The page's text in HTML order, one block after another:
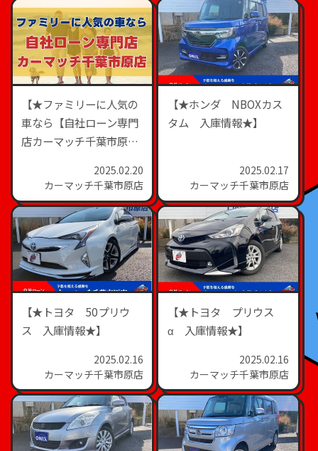
【★ファミリーに人気の
車なら【自社ローン専門
店カーマッチ千葉市原
2025.02.20
カーマッチ千葉市原店
【★ホンダ NBOXカス
タム 入庫情報★】
2025.02.17
カーマッチ千葉市原店
【★トヨタ 50プリウ
ス 入庫情報★】
2025.02.16
カーマッチ千葉市原店
【★トヨタ プリウス
α 入庫情報★】
2025.02.16
カーマッチ千葉市原店